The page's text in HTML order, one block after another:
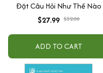
Đặt Câu Hỏi Như Thế Nào
$27.99 $32.00
ADD TO CART